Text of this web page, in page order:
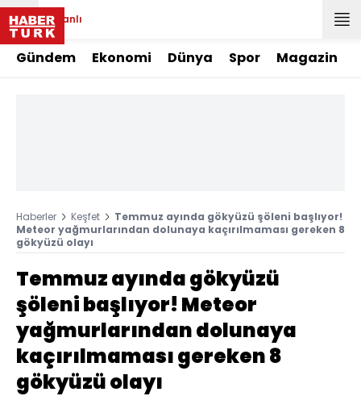
Canlı
Gündem Ekonomi Dünya Spor Magazin
Haberler Keşfet
Temmuz ayında gökyüzü şöleni başlıyor!
Meteor yağmurlarından dolunaya kaçırılmaması gereken 8
gökyüzü olayı
Temmuz ayında gökyüzü
şöleni başlıyor! Meteor
yağmurlarından dolunaya
kaçırılmaması gereken 8
gökyüzü olayı